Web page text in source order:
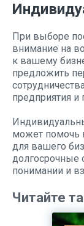
При выборе
внимание на
к вашему
предложить
предприятия и
может помочь
для вашего
долгосрочные
понимании и
Читайте